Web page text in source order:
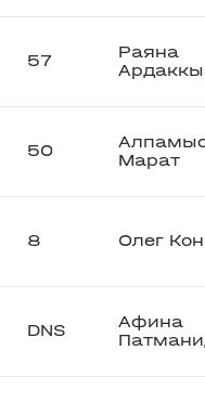
57
Раяна
50
Марат
8 Олег
DNS
Афина